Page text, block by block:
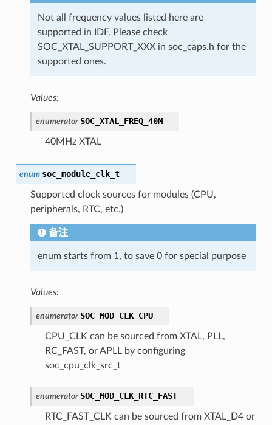
Not all frequency values listed here are
supported in IDF. Please check
SOC_XTAL_SUPPORT_XXX in soc_caps.h for the
supported ones.
Values:
enumerator SOC_XTAL_FREQ_40M
40MHz XTAL
enum soc_module_clk_t
Supported clock sources for modules (CPU,
peripherals, RTC, etc.)
备注
enum starts from 1, to save 0 for special purpose
Values:
enumerator SOC_MOD_CLK_CPU
CPU_CLK can be sourced from XTAL, PLL,
RC_FAST, or APLL by configuring
soc_cpu_clk_src_t
enumerator SOC_MOD_CLK_RTC_FAST
RTC_FAST_CLK can be sourced from XTAL_D4 or